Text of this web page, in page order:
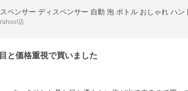
店
と価格重視で買いました